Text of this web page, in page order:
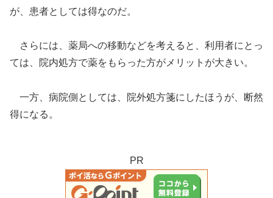
が、患者としては得なのだ。
さらには、薬局への移動などを考えると、利用者にとっ
ては、院内処方で薬をもらった方がメリットが大きい。
一方、病院側としては、院外処方箋にしたほうが、断然
得になる。
PR